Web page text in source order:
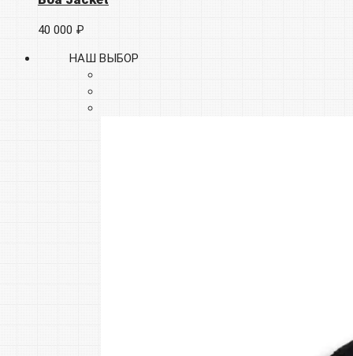
40 000 ₽
НАШ ВЫБОР